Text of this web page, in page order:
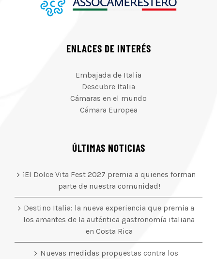
ENLACES DE INTERÉS
Embajada de Italia
Descubre Italia
Cámaras en el mundo
Cámara Europea
ÚLTIMAS NOTICIAS
¡El Dolce Vita Fest 2027 premia a quienes forman
parte de nuestra comunidad!
Destino Italia: la nueva experiencia que premia a
los amantes de la auténtica gastronomía italiana
en Costa Rica
Nuevas medidas propuestas contra los